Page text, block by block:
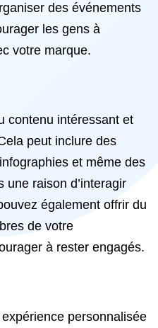
des événements
les gens à
votre marque.
contenu intéressant et
peut inclure des
et même des
une raison d’interagir
également offrir du
de votre
à rester engagés.
personnalisée